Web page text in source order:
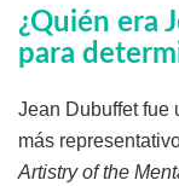
¿Quién era
para
Jean Dubuffet fue
más
Artistry of the